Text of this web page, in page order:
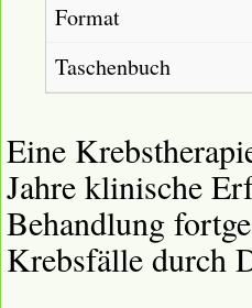
Format
Taschenbuch
Eine
Jahre klinische
Behandlung
Krebsfälle durch